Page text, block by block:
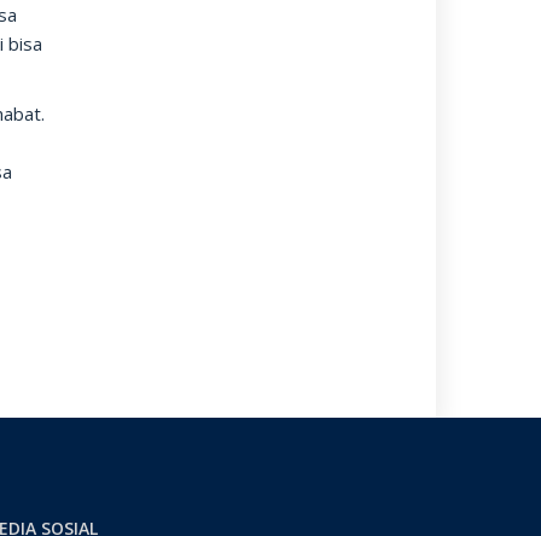
bisa
SOSIAL